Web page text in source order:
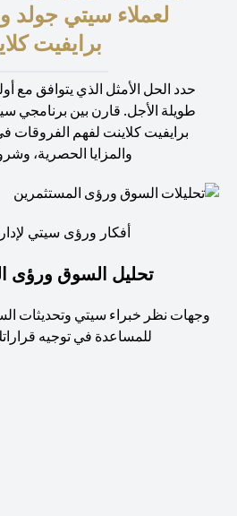
لعملاء سيتي جولد
برايفيت كلاينت
حدد الحل الأمثل الذي يتوافق مع
طويلة الأجل. قارن بين برنامجي سيتي
برايفيت كلاينت لفهم الفروقات في
والمزايا الحصرية، وشروط
أفكار ورؤى سيتي لإدارة
تحليل السوق ورؤى
نظر خبراء سيتي وتحديثات
للمساعدة في توجيه قراراتك